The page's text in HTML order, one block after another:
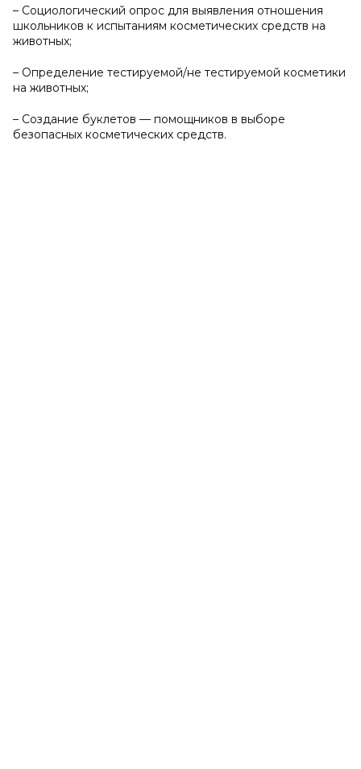
– Социологический опрос для выявления отношения
школьников к испытаниям косметических средств на
животных;
– Определение тестируемой/не тестируемой косметики
на животных;
– Создание буклетов — помощников в выборе
безопасных косметических средств.